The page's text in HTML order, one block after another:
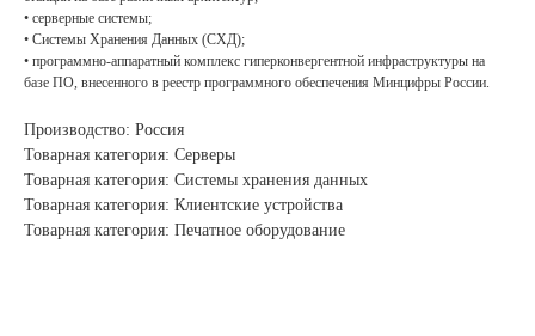
• серверные системы;
• Системы Хранения Данных (СХД);
• программно-аппаратный комплекс гиперконвергентной инфраструктуры на
базе ПО, внесенного в реестр программного обеспечения Минцифры России.
Производство: Россия
Товарная категория: Серверы
Товарная категория: Системы хранения данных
Товарная категория: Клиентские устройства
Товарная категория: Печатное оборудование